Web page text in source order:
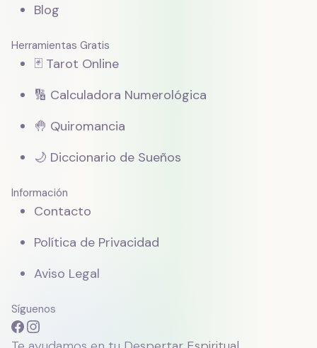
Blog
Herramientas Gratis
🃏 Tarot Online
🔢 Calculadora Numerológica
🤚 Quiromancia
🌙 Diccionario de Sueños
Información
Contacto
Política de Privacidad
Aviso Legal
Síguenos